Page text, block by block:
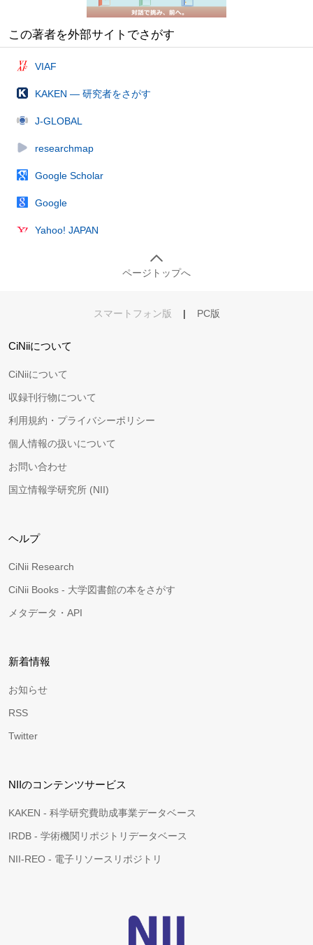
この著者を外部サイトでさがす
VIAF
KAKEN — 研究者をさがす
J-GLOBAL
researchmap
Google Scholar
Google
Yahoo! JAPAN
ページトップへ
スマートフォン版 | PC版
CiNiiについて
CiNiiについて
収録刊行物について
利用規約・プライバシーポリシー
個人情報の扱いについて
お問い合わせ
国立情報学研究所 (NII)
ヘルプ
CiNii Research
CiNii Books - 大学図書館の本をさがす
メタデータ・API
新着情報
お知らせ
RSS
Twitter
NIIのコンテンツサービス
KAKEN - 科学研究費助成事業データベース
IRDB - 学術機関リポジトリデータベース
NII-REO - 電子リソースリポジトリ